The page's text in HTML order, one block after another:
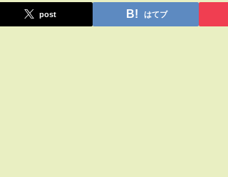
post はてブ